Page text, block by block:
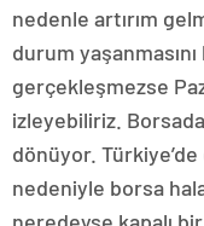
nedenle artırım
durum
gerçekleşmezse
izleyebiliriz.
dönüyor.
nedeniyle borsa